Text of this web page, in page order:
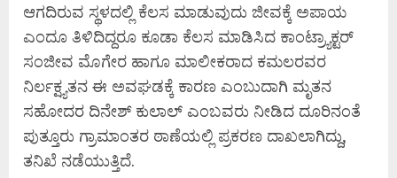
ಆಗದಿರುವ ಸ್ಥಳದಲ್ಲಿ ಕೆಲಸ ಮಾಡುವುದು ಜೀವಕ್ಕೆ ಅಪಾಯ
ಎಂದೂ ತಿಳಿದಿದ್ದರೂ ಕೂಡಾ ಕೆಲಸ ಮಾಡಿಸಿದ ಕಾಂಟ್ರ್ಯಾಕ್ಟರ್
ಸಂಜೀವ ಮೊಗೇರ ಹಾಗೂ ಮಾಲೀಕರಾದ ಕಮಲರವರ
ನಿರ್ಲಕ್ಷ್ಯತನ ಈ ಅವಘಡಕ್ಕೆ ಕಾರಣ ಎಂಬುದಾಗಿ ಮೃತನ
ಸಹೋದರ ದಿನೇಶ್ ಕುಲಾಲ್ ಎಂಬವರು ನೀಡಿದ ದೂರಿನಂತೆ
ಪುತ್ತೂರು ಗ್ರಾಮಾಂತರ ಠಾಣೆಯಲ್ಲಿ ಪ್ರಕರಣ ದಾಖಲಾಗಿದ್ದು,
ತನಿಖೆ ನಡೆಯುತ್ತಿದೆ.